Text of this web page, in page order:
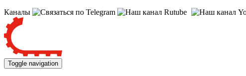
Каналы
Toggle navigation